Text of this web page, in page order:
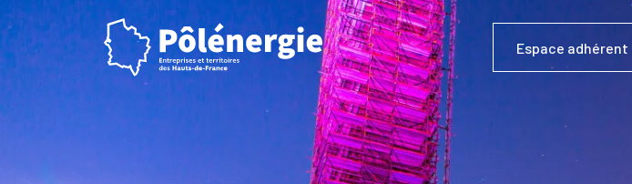
Espace adhérent